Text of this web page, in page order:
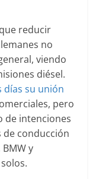
reducir
no
viendo
diésel.
días su unión
pero
de intenciones
conducción
y